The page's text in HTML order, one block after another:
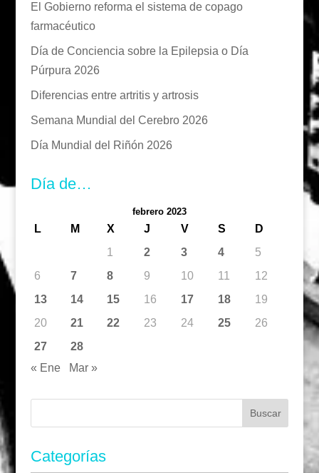
El Gobierno reforma el sistema de copago
farmacéutico
Día de Conciencia sobre la Epilepsia o Día
Púrpura 2026
Diferencias entre artritis y artrosis
Semana Mundial del Cerebro 2026
Día Mundial del Riñón 2026
Día de…
febrero 2023
L M X J V S
D
1
2 3 4
5
6
7 8 9 10 11
12
13
14 15 16 17 18
19
20
21 22 23 24 25
26
27
28
« Ene
Mar »
Categorías